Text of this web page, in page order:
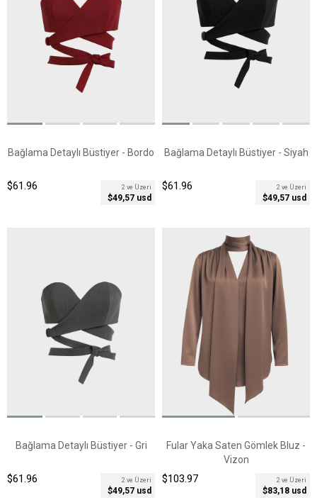
Bağlama Detaylı Büstiyer - Bordo
2 ve Üzeri
$49,57 usd
$61.96
Bağlama Detaylı Büstiyer - Siyah
2 ve Üzeri
$49,57 usd
$61.96
Bağlama Detaylı Büstiyer - Gri
2 ve Üzeri
$49,57 usd
$61.96
Fular Yaka Saten Gömlek Bluz -
Vizon
2 ve Üzeri
$83,18 usd
$103.97